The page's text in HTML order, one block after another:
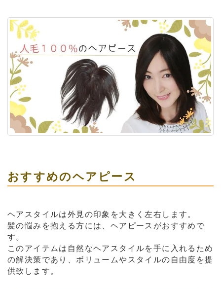
おすすめのヘアピース
ヘアスタイルは外見の印象を大きく左右します。
髪の悩みを抱える方には、ヘアピースがおすすめで
す。
このアイテムは自然なヘアスタイルを手に入れるため
の解決策であり、ボリュームやスタイルの自由度を提
供致します。